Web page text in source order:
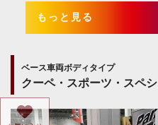
もっと見る
ベース車両ボディタイプ
クーペ・スポーツ・スペ